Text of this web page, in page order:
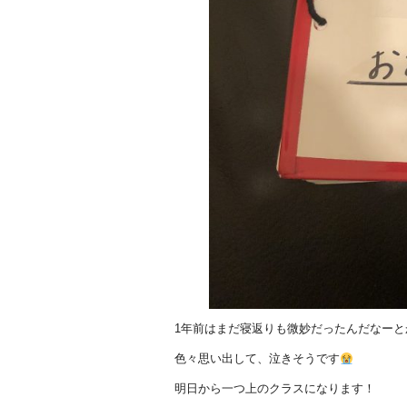
1年前はまだ寝返りも微妙だったんだなー
色々思い出して、泣きそうです
明日から一つ上のクラスになります！